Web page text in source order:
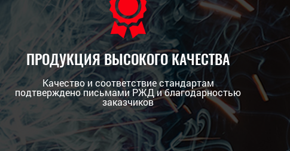
ПРОДУКЦИЯ ВЫСОКОГО КАЧЕСТВА
Качество и соответствие стандартам
подтверждено письмами РЖД и благодарностью
заказчиков